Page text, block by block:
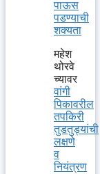
पाऊस
पडण्याची
शक्यता
महेश
थोरवे
च्यावर
वांगी
पिकावरील
तपकिरी
तुडतुड्यांची
लक्षणे
व
नियंत्रण